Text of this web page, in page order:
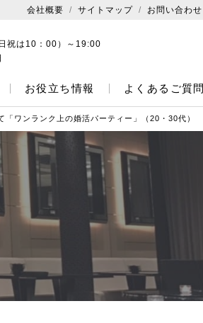
会社概要 サイトマップ お問い合わせ
祝は10：00）～19:00
お役立ち情報 よくあるご質問
「ワンランク上の婚活パーティー」（20・30代）